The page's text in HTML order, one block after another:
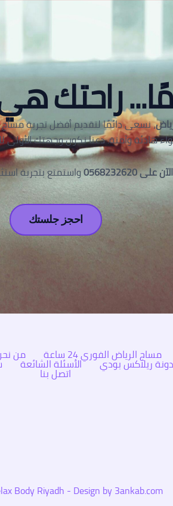
راحتك هي
، نسعى دائمًا لتقديم أفضل تجربة مساج
هادئة وآمنة. دعنا نكون وجهتك
0568232620 واستمتع بتجربة
احجز جلستك
مساج الرياض الفوري 24 ساعة من
ريلاكس بودي الأسئلة الشائعة
اتصل بنا
Body Riyadh - Design by 3ankab.com